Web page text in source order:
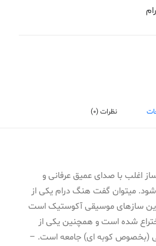
نظرات (0)
اغلب با صدای عمیق عرفانی و
میتوان گفت هنگ درام یکی از
سازهای موسیقی آکوستیک است
شده است و همچنین یکی از
(بخصوص کوبه ای) جامعه است. –